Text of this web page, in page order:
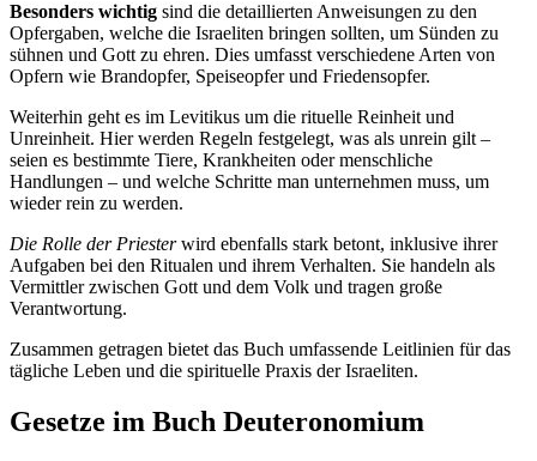
Besonders wichtig sind die detaillierten Anweisungen zu den
Opfergaben, welche die Israeliten bringen sollten, um Sünden zu
sühnen und Gott zu ehren. Dies umfasst verschiedene Arten von
Opfern wie Brandopfer, Speiseopfer und Friedensopfer.
Weiterhin geht es im Levitikus um die rituelle Reinheit und
Unreinheit. Hier werden Regeln festgelegt, was als unrein gilt –
seien es bestimmte Tiere, Krankheiten oder menschliche
Handlungen – und welche Schritte man unternehmen muss, um
wieder rein zu werden.
Die Rolle der Priesterwird ebenfalls stark betont, inklusive ihrer
Aufgaben bei den Ritualen und ihrem Verhalten. Sie handeln als
Vermittler zwischen Gott und dem Volk und tragen große
Verantwortung.
Zusammen getragen bietet das Buch umfassende Leitlinien für das
tägliche Leben und die spirituelle Praxis der Israeliten.
Gesetze im Buch Deuteronomium